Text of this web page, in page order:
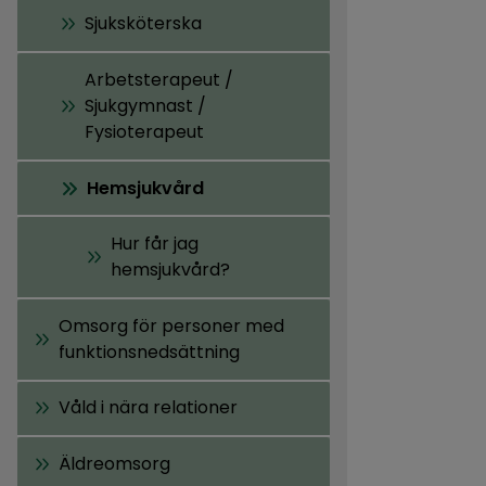
Sjuksköterska
Arbetsterapeut /
Sjukgymnast /
Fysioterapeut
Hemsjukvård
Hur får jag
hemsjukvård?
Omsorg för personer med
funktionsnedsättning
Våld i nära relationer
Äldreomsorg